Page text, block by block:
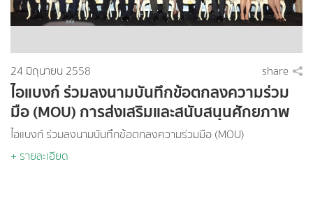
24 มิถุนายน 2558 share
ไอแบงก์ ร่วมลงนามบันทึกข้อตกลงความร่วม
มือ (MOU) การส่งเสริมและสนับสนุนศักยภาพ
ของวิสาหกิจขนาดกลางและขนาดย่อม ปี 2558
ไอแบงก์ ร่วมลงนามบันทึกข้อตกลงความร่วมมือ (MOU)
+ รายละเอียด